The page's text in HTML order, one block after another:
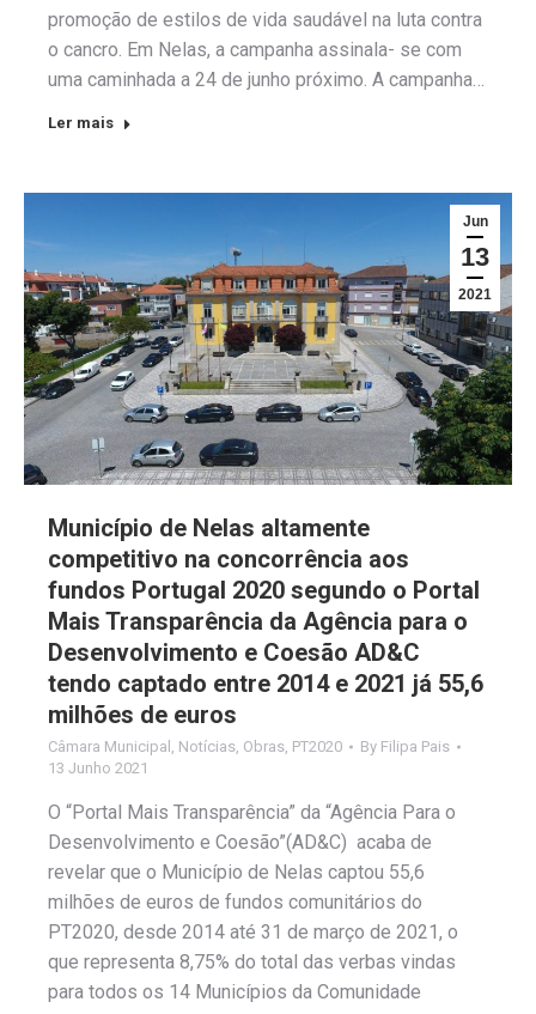
promoção de estilos de vida saudável na luta contra
o cancro. Em Nelas, a campanha assinala- se com
uma caminhada a 24 de junho próximo. A campanha…
Ler mais
Jun
13
2021
Município de Nelas altamente
competitivo na concorrência aos
fundos Portugal 2020 segundo o Portal
Mais Transparência da Agência para o
Desenvolvimento e Coesão AD&C
tendo captado entre 2014 e 2021 já 55,6
milhões de euros
Câmara Municipal , Notícias, Obras, PT2020 By Filipa Pais
13 Junho 2021
O “Portal Mais Transparência” da “Agência Para o
Desenvolvimento e Coesão”(AD&C) acaba de
revelar que o Município de Nelas captou 55,6
milhões de euros de fundos comunitários do
PT2020, desde 2014 até 31 de março de 2021, o
que representa 8,75% do total das verbas vindas
para todos os 14 Municípios da Comunidade